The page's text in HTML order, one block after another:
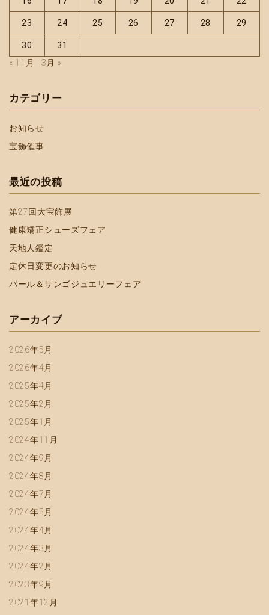
23 24 25 26 27 28 29
30
31
« 11月
3月 »
カテゴリー
お知らせ
宝飾催事
最近の投稿
第27回大宝飾展
健康矯正シューズフェア
天地人鑑定
定休日変更のお知らせ
パール＆サンゴジュエリーフェア
アーカイブ
2026年5月
2026年4月
2025年4月
2025年2月
2025年1月
2024年11月
2024年9月
2024年8月
2024年7月
2024年5月
2024年4月
2024年3月
2024年2月
2023年9月
2021年12月